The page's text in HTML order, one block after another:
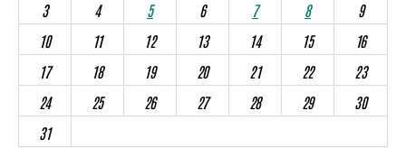
3
4 5 6 7 8
9
10
11 12 13 14 15
16
17
18 19 20 21 22
23
24
25 26 27 28 29
30
31